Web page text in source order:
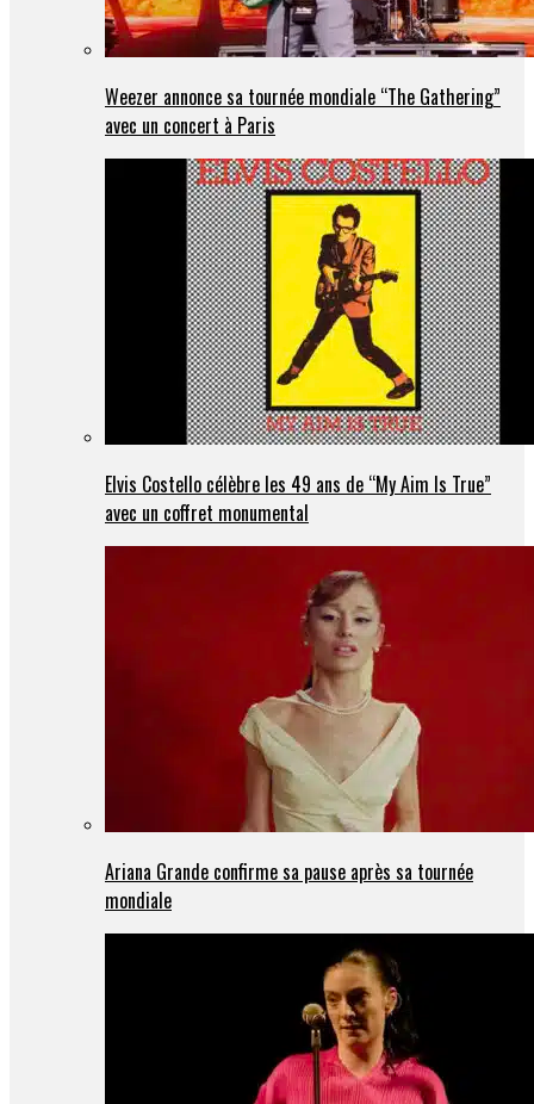
Weezer annonce sa tournée mondiale “The Gathering”
avec un concert à Paris
Elvis Costello célèbre les 49 ans de “My Aim Is True”
avec un coffret monumental
Ariana Grande confirme sa pause après sa tournée
mondiale